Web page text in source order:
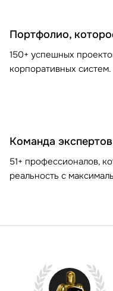
Портфолио,
150+ успешных
корпоративных систем.
Команда экспертов
51+ профессионалов,
реальность с